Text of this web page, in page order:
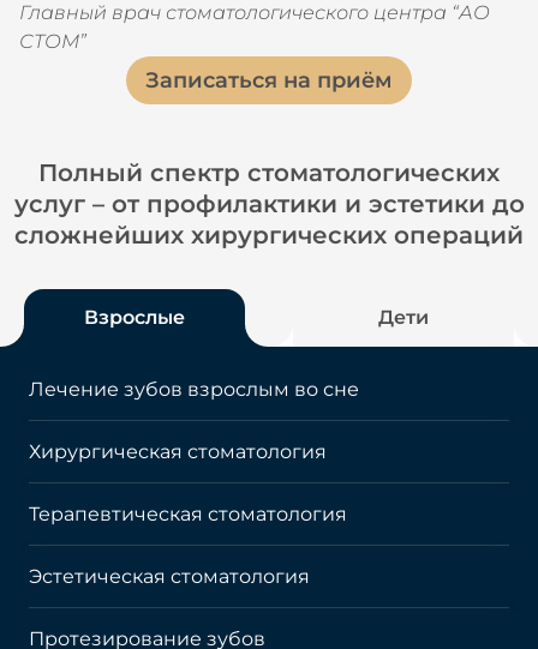
Главный врач стоматологического центра “АО
СТОМ”
Записаться на приём
Полный спектр стоматологических
услуг – от профилактики и эстетики до
сложнейших хирургических операций
Взрослые Дети
Лечение зубов взрослым во сне
Хирургическая стоматология
Терапевтическая стоматология
Эстетическая стоматология
Протезирование зубов